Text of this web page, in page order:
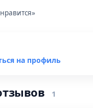
на профиль
1